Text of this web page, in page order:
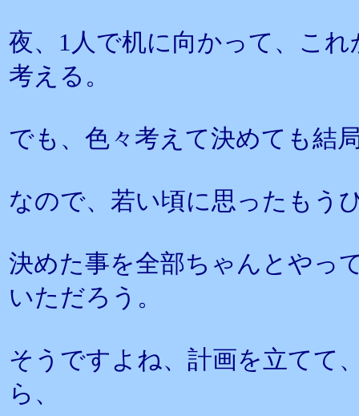
夜、1人で机に向かって、こ
考える。
でも、色々考えて決めても結
なので、若い頃に思ったもう
決めた事を全部ちゃんとやっ
いただろう。
そうですよね、計画を立てて
ら、